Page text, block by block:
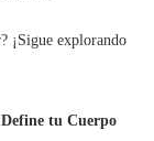
¡Sigue explorando
tu Cuerpo